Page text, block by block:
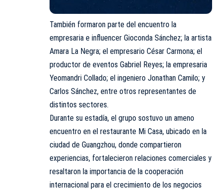
También formaron parte del encuentro la
empresaria e influencer Gioconda Sánchez; la artista
Amara La Negra; el empresario César Carmona; el
productor de eventos Gabriel Reyes; la empresaria
Yeomandri Collado; el ingeniero Jonathan Camilo; y
Carlos Sánchez, entre otros representantes de
distintos sectores.
Durante su estadía, el grupo sostuvo un ameno
encuentro en el restaurante Mi Casa, ubicado en la
ciudad de Guangzhou, donde compartieron
experiencias, fortalecieron relaciones comerciales y
resaltaron la importancia de la cooperación
internacional para el crecimiento de los negocios